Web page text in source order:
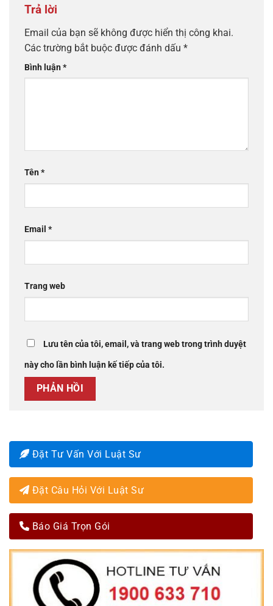
Trả lời
Email của bạn sẽ không được hiển thị công khai.
Các trường bắt buộc được đánh dấu *
Bình luận*
Tên*
Email *
Trang web
Lưu tên của tôi, email, và trang web trong trình duyệt
này cho lần bình luận kế tiếp của tôi.
Đặt Tư Vấn Với Luật Sư
Đặt Câu Hỏi Với Luật Sư
Báo Giá Trọn Gói